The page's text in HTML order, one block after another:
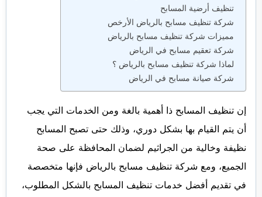
تنظيف أرضية المسابح
شركة تنظيف مسابح بالرياض الأرخص
مميزات شركة تنظيف مسابح بالرياض
شركة تعقيم مسابح في الرياض
لماذا شركة تنظيف مسابح بالرياض ؟
شركة صيانة مسابح في الرياض
إن تنظيف المسابح ذا أهمية بالغة ومن الخدمات التي يجب
أن يتم القيام بها بشكل دوري، وذلك حتى تصبح المسابح
نظيفة وخالية من الجراثيم لضمان المحافظة على صحة
الجميع، ومع شركة تنظيف مسابح بالرياض فإنها متخصصة
في تقديم أفضل خدمات تنظيف المسابح بالشكل المطلوب،